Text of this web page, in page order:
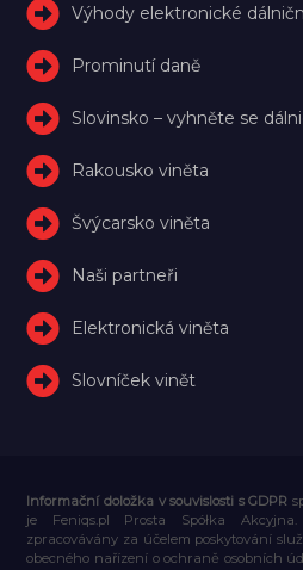
Výhody elektronické
Prominutí daně
Slovinsko – vyhněte se
Rakousko viněta
Švýcarsko viněta
Naši partneři
Elektronická viněta
Slovníček vinět
Informační doložka v souvislosti s GDPR
je Feniqs.pl Prosta Spółka
zpracovávány za účelem poskytování
obecného nařízení o ochraně osobních